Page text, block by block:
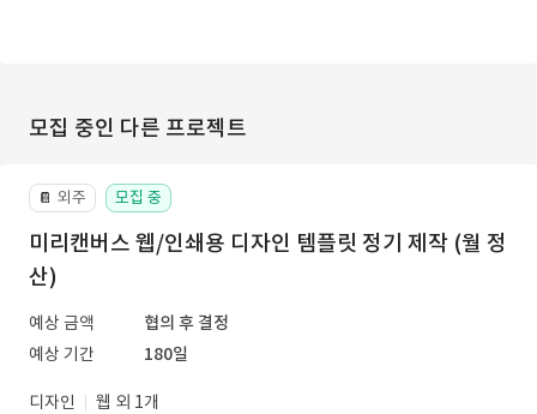
모집 중인 다른 프로젝트
📔 외주 모집 중
미리캔버스 웹/인쇄용 디자인 템플릿 정기 제작 (월 정
산)
예상 금액
협의 후 결정
예상 기간
180일
디자인
웹 외 1개